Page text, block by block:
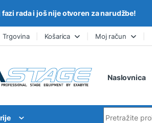
Trgovina Košarica Moj račun
Naslovnica
rada i još nije otvoren za narudžbe!